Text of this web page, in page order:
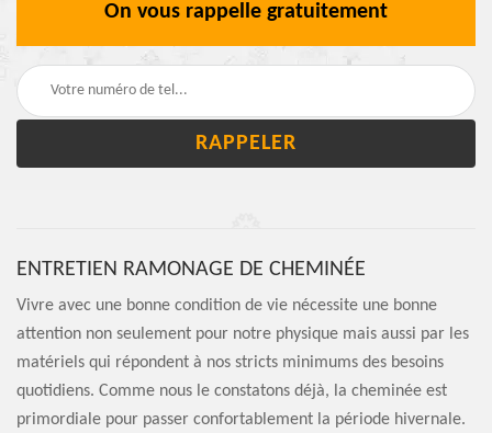
On vous rappelle gratuitement
ENTRETIEN RAMONAGE DE CHEMINÉE
Vivre avec une bonne condition de vie nécessite une bonne
attention non seulement pour notre physique mais aussi par les
matériels qui répondent à nos stricts minimums des besoins
quotidiens. Comme nous le constatons déjà, la cheminée est
primordiale pour passer confortablement la période hivernale.